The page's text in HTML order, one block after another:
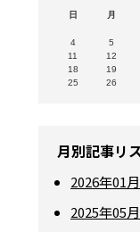
日 月
4
5
11
12
18
19
25
26
月別記事リ
2026年01月
2025年05月